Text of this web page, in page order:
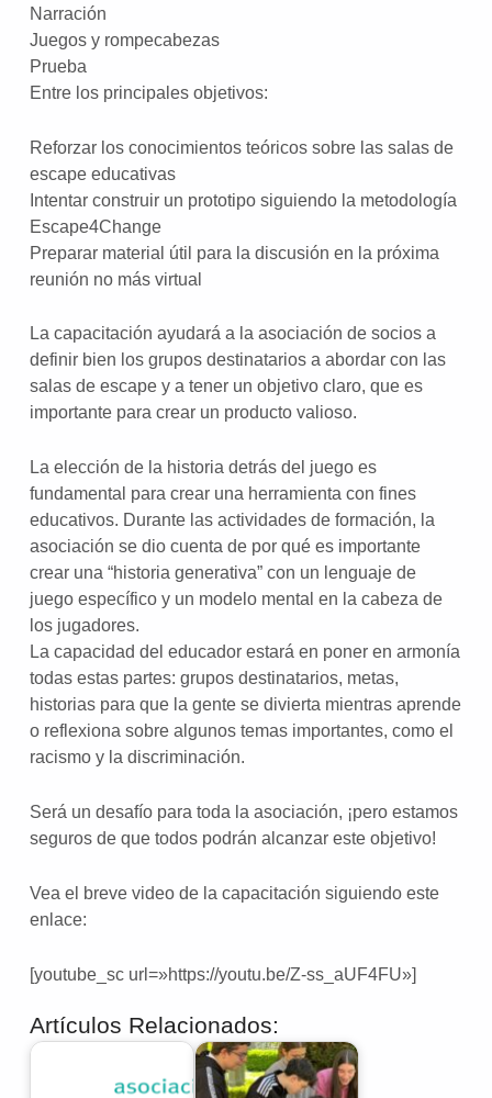
Narración
Juegos y rompecabezas
Prueba
Entre los principales objetivos:
Reforzar los conocimientos teóricos sobre las salas de
escape educativas
Intentar construir un prototipo siguiendo la metodología
Escape4Change
Preparar material útil para la discusión en la próxima
reunión no más virtual
La capacitación ayudará a la asociación de socios a
definir bien los grupos destinatarios a abordar con las
salas de escape y a tener un objetivo claro, que es
importante para crear un producto valioso.
La elección de la historia detrás del juego es
fundamental para crear una herramienta con fines
educativos. Durante las actividades de formación, la
asociación se dio cuenta de por qué es importante
crear una “historia generativa” con un lenguaje de
juego específico y un modelo mental en la cabeza de
los jugadores.
La capacidad del educador estará en poner en armonía
todas estas partes: grupos destinatarios, metas,
historias para que la gente se divierta mientras aprende
o reflexiona sobre algunos temas importantes, como el
racismo y la discriminación.
Será un desafío para toda la asociación, ¡pero estamos
seguros de que todos podrán alcanzar este objetivo!
Vea el breve video de la capacitación siguiendo este
enlace:
[youtube_sc url=»https://youtu.be/Z-ss_aUF4FU»]
Artículos Relacionados: